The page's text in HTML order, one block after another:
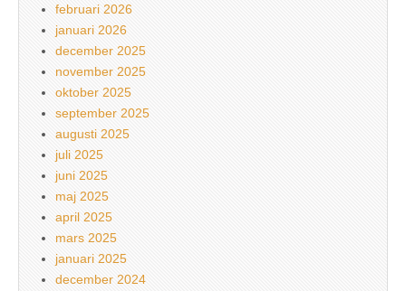
februari 2026
januari 2026
december 2025
november 2025
oktober 2025
september 2025
augusti 2025
juli 2025
juni 2025
maj 2025
april 2025
mars 2025
januari 2025
december 2024